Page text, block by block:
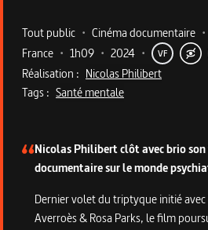
Metadata du programme
Tout public • Cinéma documentaire •
France • 1h09 • 2024 • VF
Réalisation : Nicolas Philibert
Tags : Santé mentale
Nicolas Philibert clôt avec brio
documentaire sur le monde
Dernier volet du triptyque initié avec
Averroès & Rosa Parks, le film